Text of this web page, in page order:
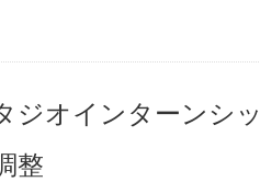
ジオインターンシ
整